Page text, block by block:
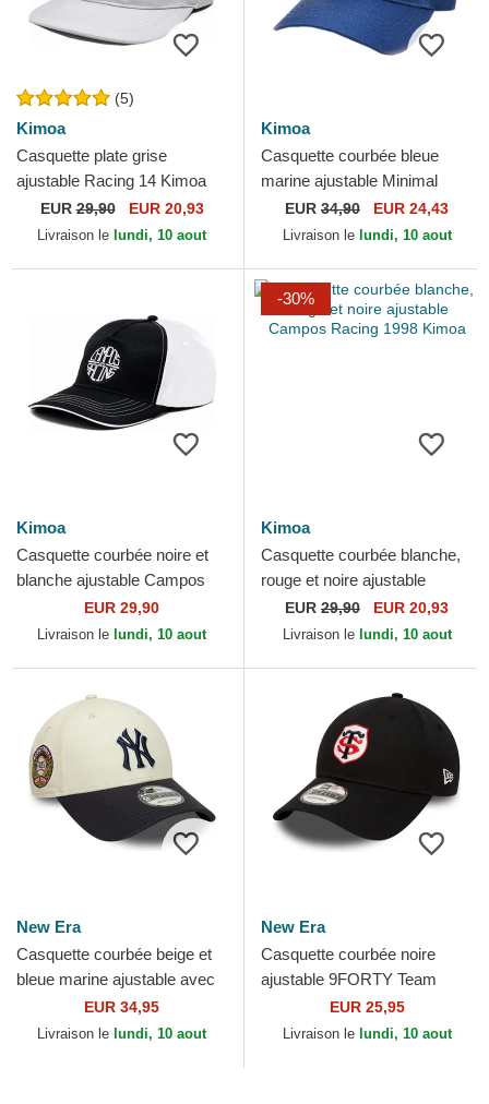
(5)
Kimoa
Casquette plate grise
ajustable Racing 14 Kimoa
EUR29,90 EUR 20,93
Livraison le lundi, 10 aout
Kimoa
Casquette courbée bleue
marine ajustable Minimal
Kimoa
EUR 34,90 EUR 24,43
Livraison le lundi, 10 aout
Kimoa
Casquette courbée noire et
blanche ajustable Campos
Racing 1998 Kimoa
EUR 29,90
Livraison le lundi, 10 aout
-30%
Kimoa
Casquette courbée blanche,
rouge et noire ajustable
Campos Racing 1998 Kimoa
EUR 29,90 EUR 20,93
Livraison le lundi, 10 aout
New Era
Casquette courbée beige et
bleue marine ajustable avec
logo bleu marine 9FORTY
World Series New...
EUR 34,95
Livraison le lundi, 10 aout
New Era
Casquette courbée noire
ajustable 9FORTY Team
Logo Stade Toulousain Top 14
New Era
EUR 25,95
Livraison le lundi, 10 aout